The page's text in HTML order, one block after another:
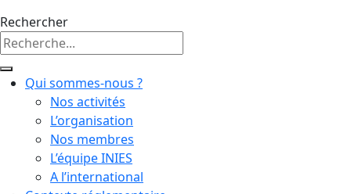
Rechercher
Qui sommes-nous ?
Nos activités
L’organisation
Nos membres
L’équipe INIES
A l’international